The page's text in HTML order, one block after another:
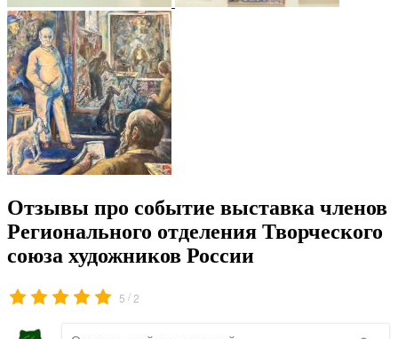
Отзывы про событие выставка членов
Регионального отделения Творческого
союза художников России
5 /2